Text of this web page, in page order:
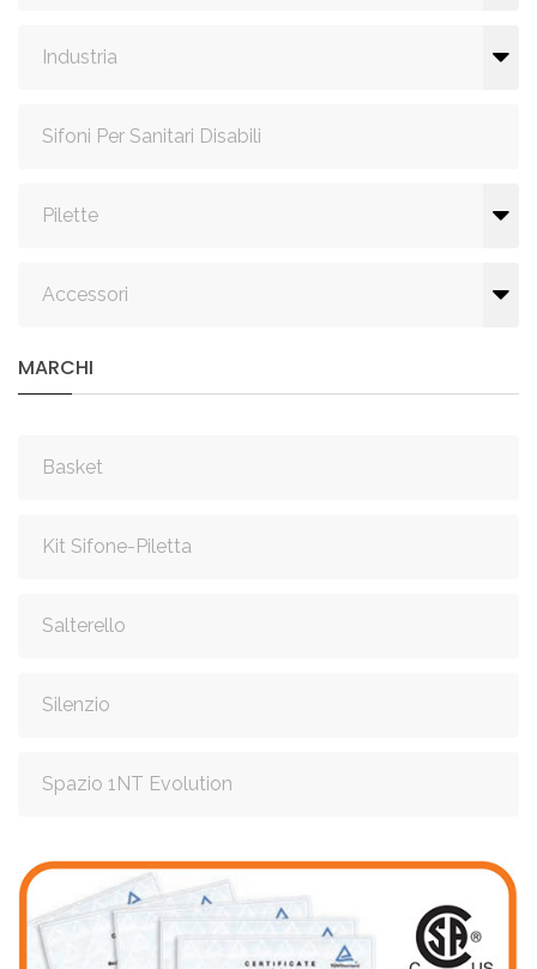
Industria
Sifoni Per Sanitari Disabili
Pilette
Accessori
MARCHI
Basket
Kit Sifone-Piletta
Salterello
Silenzio
Spazio 1NT Evolution